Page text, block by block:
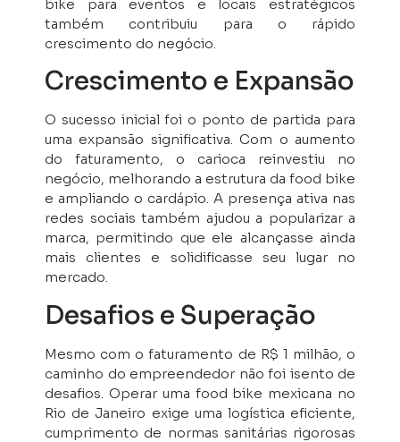
bike para eventos e locais estratégicos
também contribuiu para o rápido
crescimento do negócio.
Crescimento e Expansão
O sucesso inicial foi o ponto de partida para
uma expansão significativa. Com o aumento
do faturamento, o carioca reinvestiu no
negócio, melhorando a estrutura da food bike
e ampliando o cardápio. A presença ativa nas
redes sociais também ajudou a popularizar a
marca, permitindo que ele alcançasse ainda
mais clientes e solidificasse seu lugar no
mercado.
Desafios e Superação
Mesmo com o faturamento de R$ 1 milhão, o
caminho do empreendedor não foi isento de
desafios. Operar uma food bike mexicana no
Rio de Janeiro exige uma logística eficiente,
cumprimento de normas sanitárias rigorosas